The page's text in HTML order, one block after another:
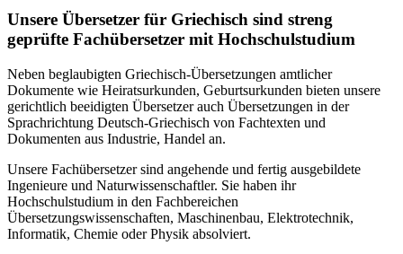
Unsere Übersetzer für Griechisch sind streng
geprüfte Fachübersetzer mit Hochschulstudium
Neben beglaubigten Griechisch-Übersetzungen amtlicher
Dokumente wie Heiratsurkunden, Geburtsurkunden bieten unsere
gerichtlich beeidigten Übersetzer auch Übersetzungen in der
Sprachrichtung Deutsch-Griechisch von Fachtexten und
Dokumenten aus Industrie, Handel an.
Unsere Fachübersetzer sind angehende und fertig ausgebildete
Ingenieure und Naturwissenschaftler. Sie haben ihr
Hochschulstudium in den Fachbereichen
Übersetzungswissenschaften, Maschinenbau, Elektrotechnik,
Informatik, Chemie oder Physik absolviert.